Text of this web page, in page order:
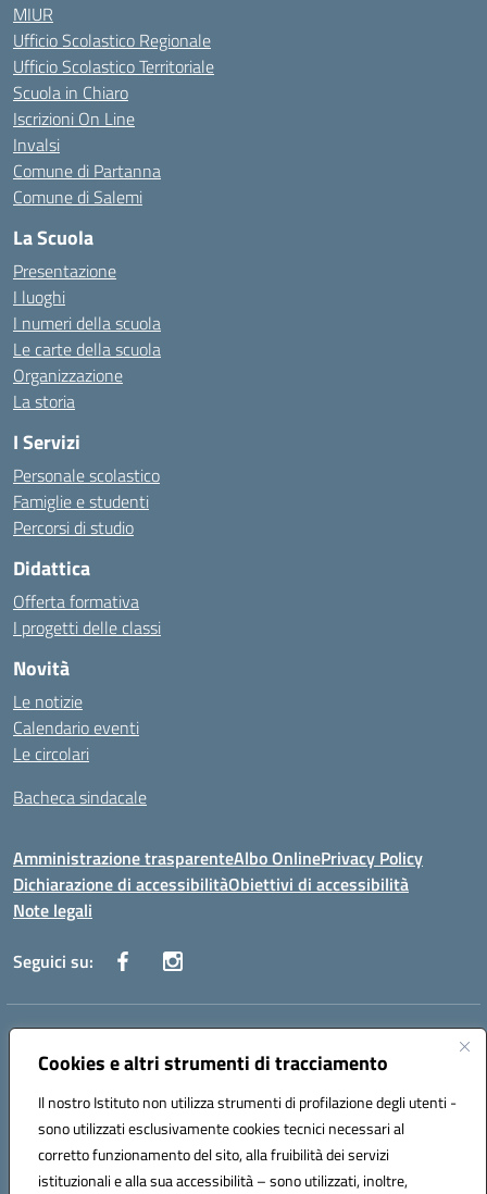
Cookies e altri strumenti di tracciamento
Il nostro Istituto non utilizza strumenti di profilazione degli utenti -
sono utilizzati esclusivamente cookies tecnici necessari al
corretto funzionamento del sito, alla fruibilità dei servizi
istituzionali e alla sua accessibilità – sono utilizzati, inoltre,
MIUR
Ufficio Scolastico Regionale
Ufficio Scolastico Territoriale
Scuola in Chiaro
Iscrizioni On Line
Invalsi
Comune di Partanna
Comune di Salemi
La Scuola
Presentazione
I luoghi
I numeri della scuola
Le carte della scuola
Organizzazione
La storia
I Servizi
Personale scolastico
Famiglie e studenti
Percorsi di studio
Didattica
Offerta formativa
I progetti delle classi
Novità
Le notizie
Calendario eventi
Le circolari
Bacheca sindacale
Amministrazione trasparenteAlbo OnlinePrivacy Policy
Dichiarazione di accessibilitàObiettivi di accessibilità
Note legali
Seguici su:
Indirizzo:
Centralino:0924 534873 Salemi - 0924534879 Partanna
Posta elettronica certificata (PEC):tpis002005@pec.istruzione.it
Codice fiscale: 90000320813
Codice meccanografico: TPIS002005